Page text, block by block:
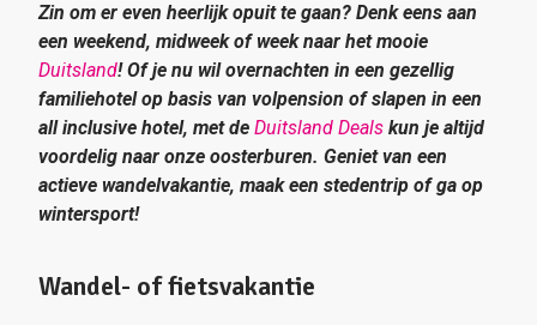
Zin om er even heerlijk opuit te gaan? Denk eens aan
een weekend, midweek of week naar het mooie
Duitsland! Of je nu wil overnachten in een gezellig
familiehotel op basis van volpension of slapen in een
all inclusive hotel, met de Duitsland Deals kun je altijd
voordelig naar onze oosterburen. Geniet van een
actieve wandelvakantie, maak een stedentrip of ga op
wintersport!
Wandel- of fietsvakantie